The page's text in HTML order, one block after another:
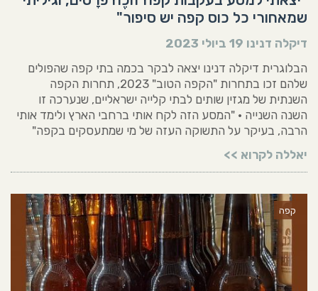
שמאחורי כל כוס קפה יש סיפור"
דיקלה דנינו 19 ביולי 2023
הבלוגרית דיקלה דנינו יצאה לבקר בכמה בתי קפה שהפולים
שלהם זכו בתחרות "הקפה הטוב" 2023, תחרות הקפה
השנתית של מגזין שותים לבתי קלייה ישראליים, שנערכה זו
השנה השנייה • "המסע הזה לקח אותי ברחבי הארץ ולימד אותי
הרבה, בעיקר על התשוקה העזה של מי שמתעסקים בקפה"
יאללה לקרוא >>
קפה